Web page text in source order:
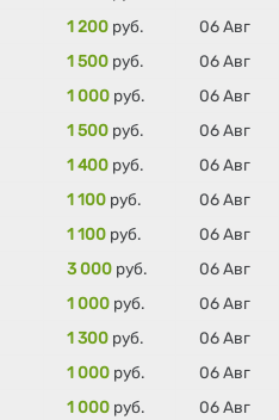
1 200 руб.
06 Авг
1 500 руб.
06 Авг
1 000 руб.
06 Авг
1 500 руб.
06 Авг
1 400 руб.
06 Авг
1 100 руб.
06 Авг
1 100 руб.
06 Авг
3 000 руб.
06 Авг
1 000 руб.
06 Авг
1 300 руб.
06 Авг
1 000 руб.
06 Авг
1 000 руб.
06 Авг